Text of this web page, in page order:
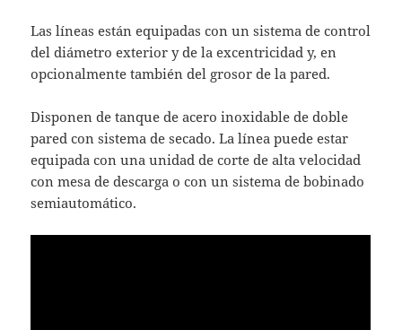
Las líneas están equipadas con un sistema de control
del diámetro exterior y de la excentricidad y, en
opcionalmente también del grosor de la pared.
Disponen de tanque de acero inoxidable de doble
pared con sistema de secado. La línea puede estar
equipada con una unidad de corte de alta velocidad
con mesa de descarga o con un sistema de bobinado
semiautomático.